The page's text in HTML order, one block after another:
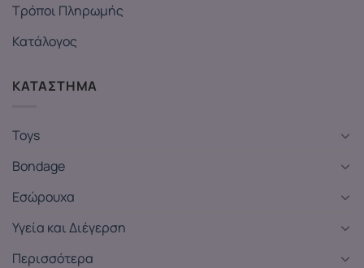
Τρόποι Πληρωμής
Κατάλογος
ΚΑΤΑΣΤΗΜΑ
Toys
Bondage
Εσώρουχα
Υγεία και Διέγερση
Περισσότερα